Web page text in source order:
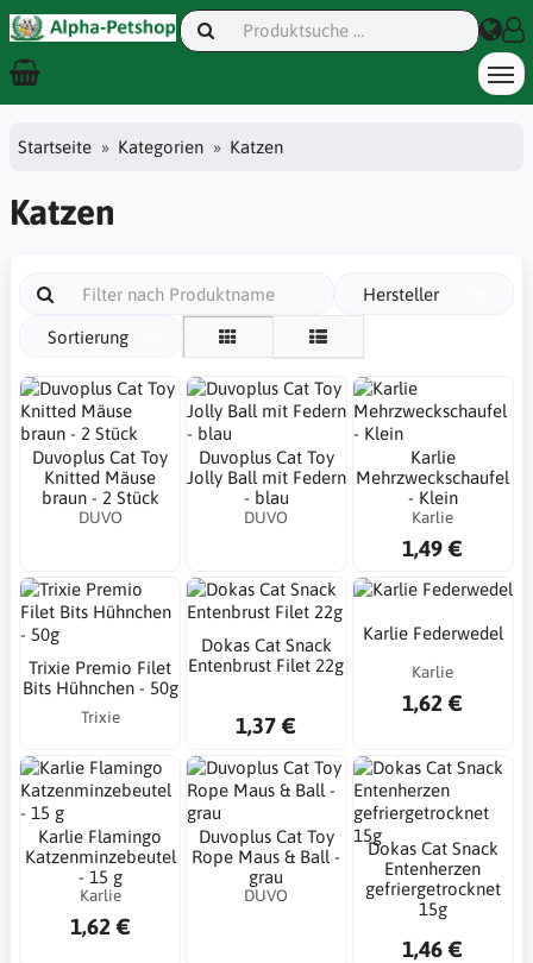
Startseite Kategorien Katzen
Katzen
Hersteller
Sortierung
Duvoplus Cat Toy
Knitted Mäuse
braun - 2 Stück
DUVO
Duvoplus Cat Toy
Jolly Ball mit Federn
- blau
DUVO
Karlie
Mehrzweckschaufel
- Klein
Karlie
1,49 €
Trixie Premio Filet
Bits Hühnchen - 50g
Trixie
Dokas Cat Snack
Entenbrust Filet 22g
1,37 €
Karlie Federwedel
Karlie
1,62 €
Karlie Flamingo
Katzenminzebeutel
- 15 g
Karlie
1,62 €
Duvoplus Cat Toy
Rope Maus & Ball -
grau
DUVO
Dokas Cat Snack
Entenherzen
gefriergetrocknet
15g
1,46 €